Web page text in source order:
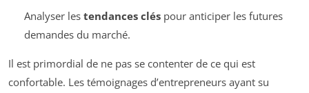
Analyser les tendances cléspour anticiper les futures
demandes du marché.
Il est primordial de ne pas se contenter de ce qui est
confortable. Les témoignages d’entrepreneurs ayant su